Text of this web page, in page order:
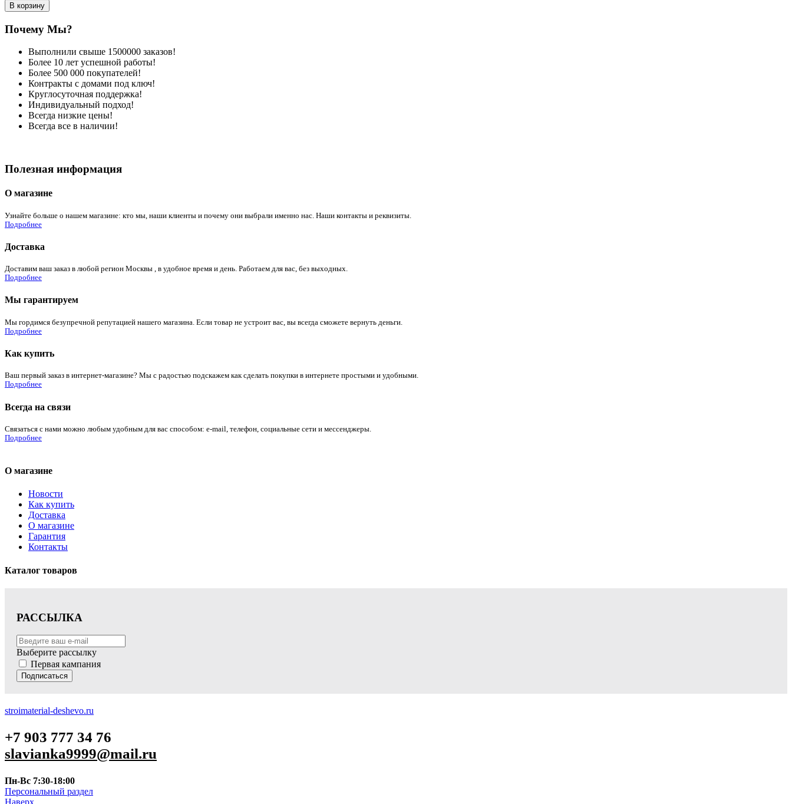
В корзину
Почему Мы?
Выполнили свыше 1500000 заказов!
Более 10 лет успешной работы!
Более 500 000 покупателей!
Контракты с домами под ключ!
Круглосуточная поддержка!
Индивидуальный подход!
Всегда низкие цены!
Всегда все в наличии!
Полезная информация
О магазине
Узнайте больше о нашем магазине: кто мы, наши клиенты и почему они выбрали именно нас. Наши контакты и реквизиты.
Подробнее
Доставка
Доставим ваш заказ в любой регион Москвы , в удобное время и день. Работаем для вас, без выходных.
Подробнее
Мы гарантируем
Мы гордимся безупречной репутацией нашего магазина. Если товар не устроит вас, вы всегда сможете вернуть деньги.
Подробнее
Как купить
Ваш первый заказ в интернет-магазине? Мы с радостью подскажем как сделать покупки в интернете простыми и удобными.
Подробнее
Всегда на связи
Связаться с нами можно любым удобным для вас способом: e-mail, телефон, социальные сети и мессенджеры.
Подробнее
О магазине
Новости
Как купить
Доставка
О магазине
Гарантия
Контакты
Каталог товаров
РАССЫЛКА
Выберите рассылку
Первая кампания
Подписаться
stroimaterial-deshevo.ru
+7 903 777 34 76
slavianka9999@mail.ru
Пн-Вс 7:30-18:00
Персональный раздел
Наверх